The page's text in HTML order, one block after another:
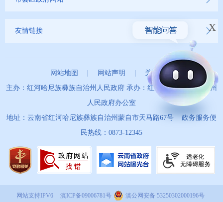
友情链接
网站地图 | 网站声明 | 关于我们
主办：红河哈尼族彝族自治州人民政府 承办：红河哈尼族彝族自治州
人民政府办公室
地址：云南省红河哈尼族彝族自治州蒙自市天马路67号 政务服务便
民热线：0873-12345
x
网站支持IPV6 滇ICP备09006781号 滇公网安备 53250302000196号